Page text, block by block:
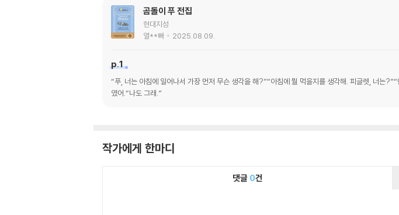
곰돌이 푸 전집
현대지성
열**빠
2025.08.09.
p.1
“푸, 너는 아침에 일어나서 가장 먼저 무슨 생각을 해?”“아침에 뭘 먹을지를 생각해. 피글렛, 너는
였어.“나도 그래.”
작가에게 한마디
댓글 0건